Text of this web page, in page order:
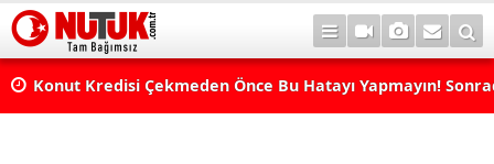
Konut Kredisi Çekmeden Önce Bu Hatayı Yapmayın!